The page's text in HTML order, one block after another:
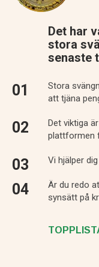
Det har
stora
senaste
Stora
att tjäna
Det viktiga
plattformen
Vi hjälper
Är du redo
synsätt på